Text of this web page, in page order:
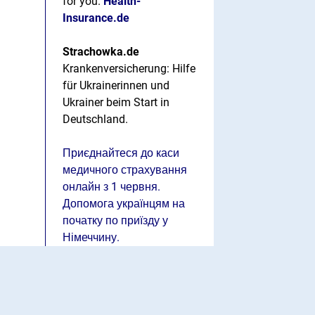
Insurance.de
Strachowka.de
Krankenversicherung: Hilfe
für Ukrainerinnen und
Ukrainer beim Start in
Deutschland.
Приєднайтеся до каси
медичного страхування
онлайн з 1 червня.
Допомога українцям на
початку по приїзду у
Німеччину.